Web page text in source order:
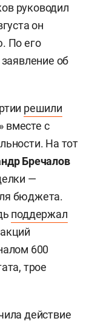
руководил
он
По его
об
решили
вместе с
На тот
Бречалов
—
бюджета.
поддержал
600
трое
действие